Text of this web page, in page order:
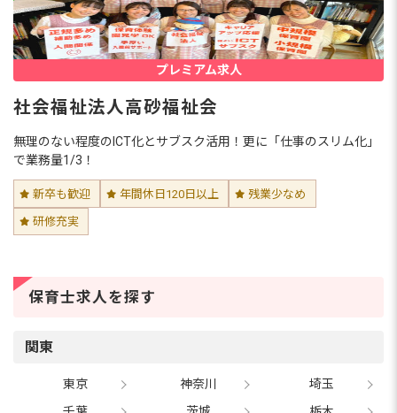
社会福祉法人高砂福祉会
新卒も歓迎 年間休日120日以上 残業少なめ
研修充実
無理のない程度のICT化とサブスク活用！更に「仕事のスリム化」
で業務量1/3！
プレミアム求人
保育士求人を探す
関東
東京 神奈川
埼玉